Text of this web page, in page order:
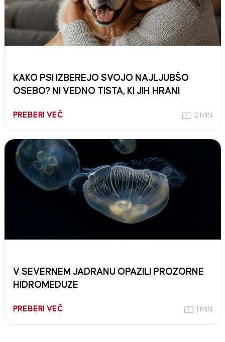
KAKO PSI IZBEREJO SVOJO NAJLJUBŠO
OSEBO? NI VEDNO TISTA, KI JIH HRANI
PREBERI VEČ 2 MIN
V SEVERNEM JADRANU OPAZILI PROZORNE
HIDROMEDUZE
PREBERI VEČ 1 MIN